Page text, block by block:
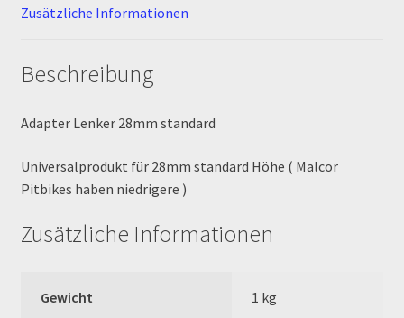
Mein Konto
Member Directory
MERCHANDISE
My Account
Zusätzliche Informationen
Beschreibung
Adapter Lenker 28mm standard
Universalprodukt für 28mm standard Höhe ( Malcor
Pitbikes haben niedrigere )
Zusätzliche Informationen
Gewicht 1 kg